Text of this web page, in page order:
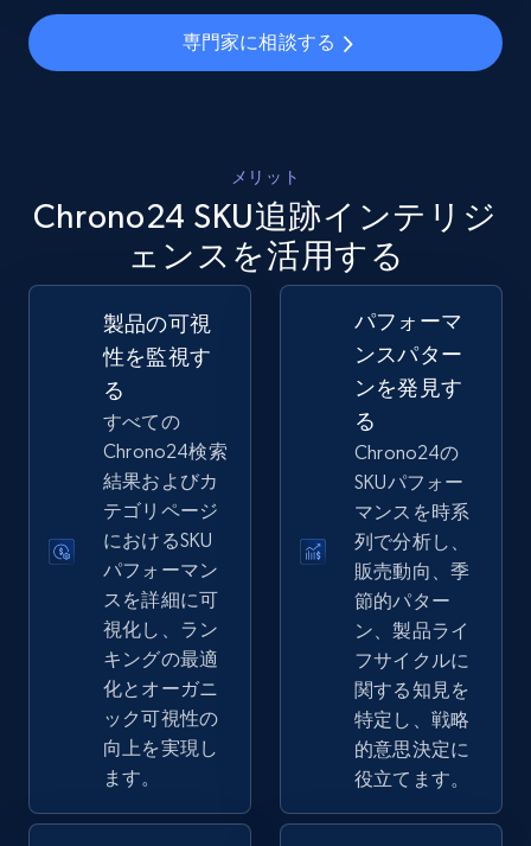
2.5K+ 378+ 今すぐ始める
URL, Product id, Title, Seller name, Seller rating,
Seller reviews, Breadcrumbs, Root category, and
more.
2.5K+ 358+ 今すぐ始める
eBay - Gather data on products using
specified keywords
URL, Product id, Title, Seller name, Seller rating,
Seller reviews, Breadcrumbs, Root category, and
2.5K+ 358+ 今すぐ始める
eBay - Collect products from shops on eBay
URL, Product id, Title, Seller name, Seller rating,
Seller reviews, Breadcrumbs, Root category, and
専門家に相談する
メリット
Chrono24 SKU追跡インテリジ
ェンスを活用する
製品の可視
性を監視す
る
すべての
Chrono24検索
結果およびカ
テゴリページ
におけるSKU
パフォーマン
スを詳細に可
視化し、ラン
キングの最適
化とオーガニ
ック可視性の
向上を実現し
ます。
パフォーマ
ンスパター
ンを発見す
る
Chrono24の
SKUパフォー
マンスを時系
列で分析し、
販売動向、季
節的パター
ン、製品ライ
フサイクルに
関する知見を
特定し、戦略
的意思決定に
役立てます。